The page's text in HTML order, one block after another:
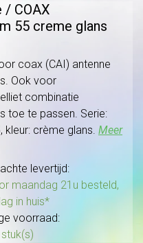
/ COAX
55 creme glans
coax (CAI) antenne
Ook voor
combinatie
toe te passen. Serie:
kleur: crème glans. Meer
levertijd:
maandag 21u besteld,
in huis*
voorraad: